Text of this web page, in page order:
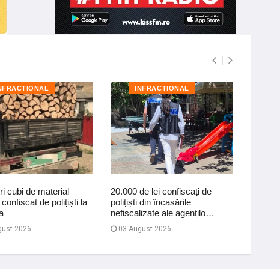
cubi de material
de polițiști la
2026
INFRACTIONAL
20.000 de lei confiscați de
polițiști din încasările
nefiscalizate ale agențilo…
03 August 2026
de